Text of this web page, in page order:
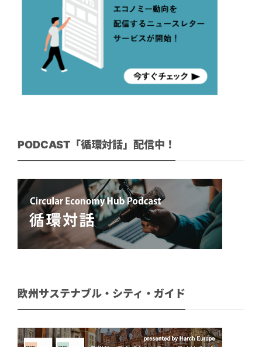
PODCAST「循環対話」配信中！
欧州サステナブル・シティ・ガイド